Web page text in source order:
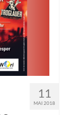
11
MAI 2018